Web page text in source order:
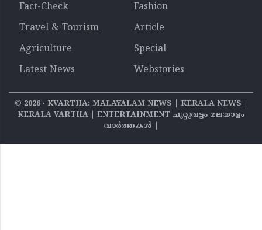
Fact-Check
Fashion
Travel & Tourism
Article
Agriculture
Special
Latest News
Webstories
© 2026‧ KVARTHA: MALAYALAM NEWS | KERALA NEWS |
KERALA VARTHA | ENTERTAINMENT ചുറ്റുവട്ടം മലയാളം
വാര്‍ത്തകൾ |